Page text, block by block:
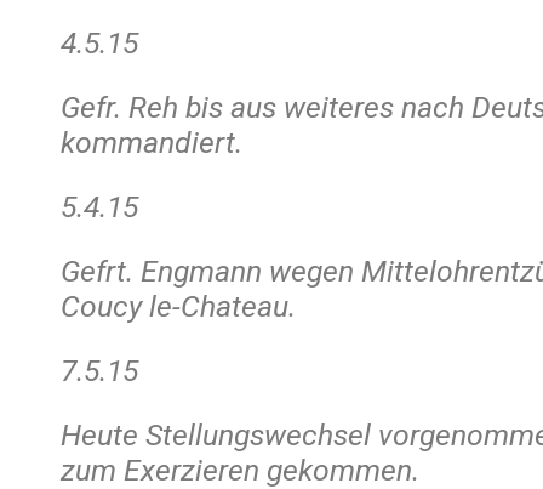
4.5.15
Gefr. Reh bis aus weiteres nach
kommandiert.
5.4.15
Gefrt. Engmann wegen
Coucy le-Chateau.
7.5.15
Heute Stellungswechsel
zum Exerzieren gekommen.